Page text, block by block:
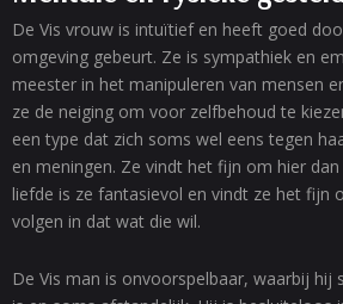
De Vis vrouw is intuïtief en heeft goed
omgeving gebeurt. Ze is sympathiek en
meester in het manipuleren van mensen
ze de neiging om voor zelfbehoud te
een type dat zich soms wel eens tegen
en meningen. Ze vindt het fijn om hier
liefde is ze fantasievol en vindt ze het fijn
volgen in dat wat die wil.
De Vis man is onvoorspelbaar, waarbij hij